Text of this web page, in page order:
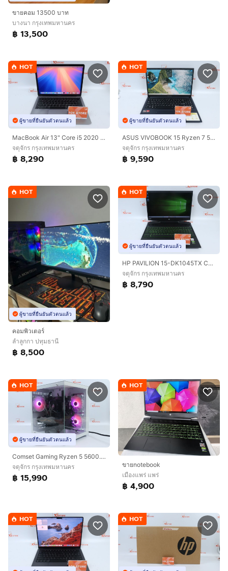
ขายคอม 13500 บาท
บางนา กรุงเทพมหานคร
฿ 13,500
HOT
ผู้ขายที่ยืนยันตัวตนแล้ว
MacBook Air 13" Core i5 2020 8.256GB
จตุจักร กรุงเทพมหานคร
฿ 8,290
HOT
ผู้ขายที่ยืนยันตัวตนแล้ว
ASUS VIVOBOOK 15 Ryzen 7 5825U RAM16.512GB
จตุจักร กรุงเทพมหานคร
฿ 9,590
HOT
ผู้ขายที่ยืนยันตัวตนแล้ว
คอมพิวเตอร์
ลำลูกกา ปทุมธานี
฿ 8,500
HOT
ผู้ขายที่ยืนยันตัวตนแล้ว
HP PAVILION 15-DK1045TX CORE I5-10300H RAM8.512GB
จตุจักร กรุงเทพมหานคร
฿ 8,790
HOT
ผู้ขายที่ยืนยันตัวตนแล้ว
Comset Gaming Ryzen 5 5600.RTX2060Super RAM32.HDD1TB+HDD500GB+SSD128GB+SSD256GB
จตุจักร กรุงเทพมหานคร
฿ 15,990
HOT
ขายnotebook
เมืองแพร่ แพร่
฿ 4,900
HOT HOT